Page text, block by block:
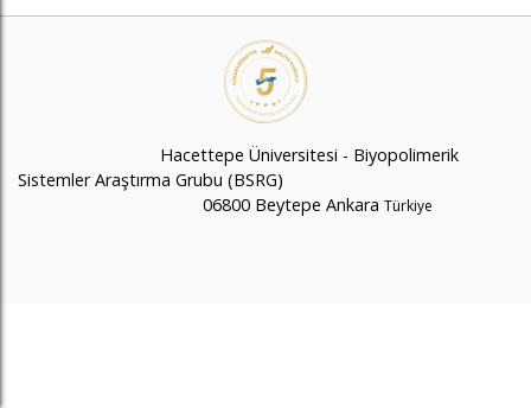
Hacettepe Üniversitesi - Biyopolimerik
Sistemler Araştırma Grubu (BSRG)
06800 Beytepe Ankara Türkiye